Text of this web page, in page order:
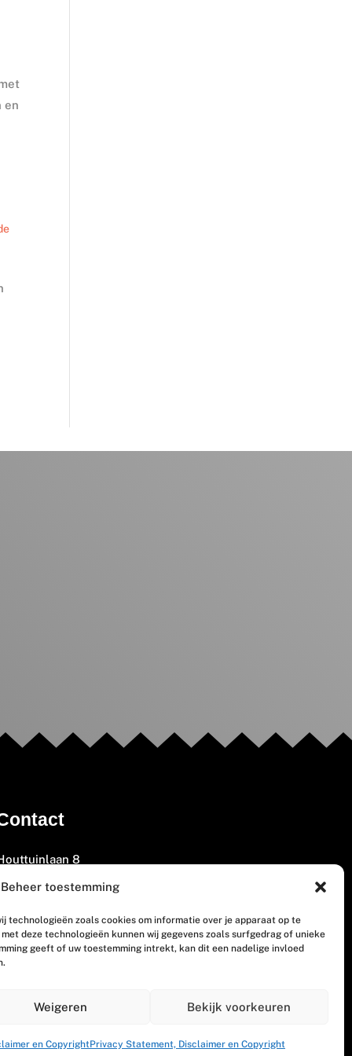
Beheer toestemming
technologieën zoals cookies om informatie over je apparaat op te
deze technologieën kunnen wij gegevens zoals surfgedrag of unieke
geeft of uw toestemming intrekt, kan dit een nadelige invloed
Weigeren Bekijk voorkeuren
en CopyrightPrivacy Statement, Disclaimer en Copyright
en
8
3447 GM Woerden
(0348) 405 200
disclaimer en copyright